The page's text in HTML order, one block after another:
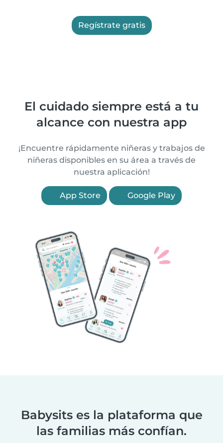
Regístrate gratis
El cuidado siempre está a tu
alcance con nuestra app
¡Encuentre rápidamente niñeras y trabajos de
niñeras disponibles en su área a través de
nuestra aplicación!
App Store Google Play
Babysits es la plataforma que
las familias más confían.